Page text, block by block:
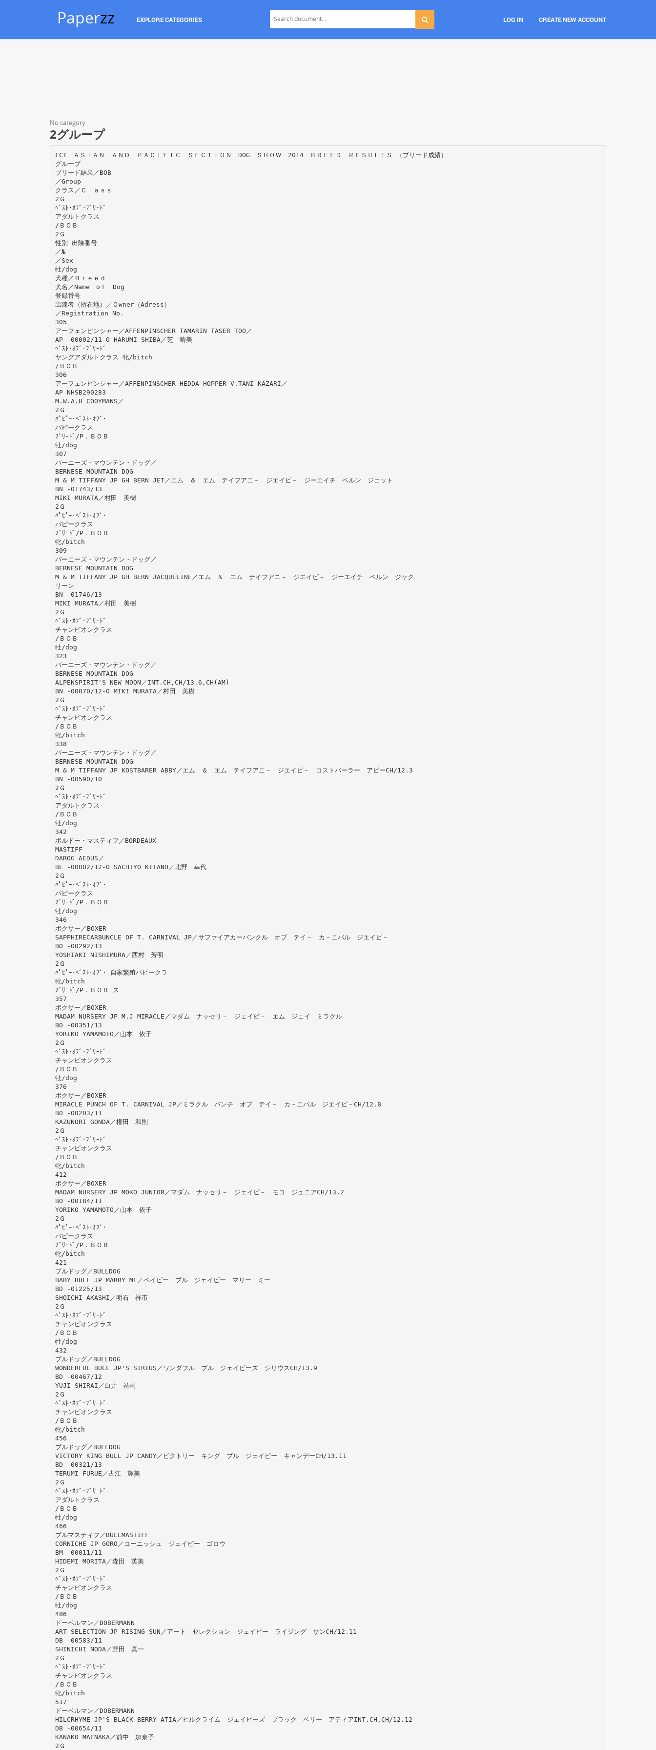
Paperzz EXPLORE CATEGORIES LOG IN CREATE NEW ACCOUNT
No category
2グループ
FCI ＡＳＩＡＮ ＡＮＤ ＰＡＣＩＦＩＣ ＳＥＣＴＩＯＮ DOG ＳＨＯＷ 2014 ＢＲＥＥＤ ＲＥＳＵＬＴＳ （ブリード成績）
グループ
ブリード結果／BOB
／Group
クラス／Ｃｌａｓｓ
2Ｇ
ﾍﾞｽﾄ･ｵﾌﾞ･ﾌﾞﾘｰﾄﾞ
アダルトクラス
/ＢＯＢ
2Ｇ
性別 出陳番号
／№
／Sex
牡/dog
犬種／Ｂｒｅｅｄ
犬名／Name oｆ Dog
登録番号
出陳者（所在地）／Ｏwner（Adress）
／Registration No.
305
アーフェンピンシャー／AFFENPINSCHER TAMARIN TASER TOO／
AP -00002/11-O HARUMI SHIBA／芝 晴美
ﾍﾞｽﾄ･ｵﾌﾞ･ﾌﾞﾘｰﾄﾞ
ヤングアダルトクラス 牝/bitch
/ＢＯＢ
306
アーフェンピンシャー／AFFENPINSCHER HEDDA HOPPER V.TANI KAZARI／
AP NHSB290283
M.W.A.H COOYMANS／
2Ｇ
ﾊﾟﾋﾟｰ･ﾍﾞｽﾄ･ｵﾌﾞ･
パピークラス
ﾌﾞﾘｰﾄﾞ/P．ＢＯＢ
牡/dog
307
バーニーズ・マウンテン・ドッグ／
BERNESE MOUNTAIN DOG
M & M TIFFANY JP GH BERN JET／エム ＆ エム テイフアニ－ ジエイピ－ ジーエイチ ベルン ジェット
BN -01743/13
MIKI MURATA／村田 美樹
2Ｇ
ﾊﾟﾋﾟｰ･ﾍﾞｽﾄ･ｵﾌﾞ･
パピークラス
ﾌﾞﾘｰﾄﾞ/P．ＢＯＢ
牝/bitch
309
バーニーズ・マウンテン・ドッグ／
BERNESE MOUNTAIN DOG
M & M TIFFANY JP GH BERN JACQUELINE／エム ＆ エム テイフアニ－ ジエイピ－ ジーエイチ ベルン ジャク
リーン
BN -01746/13
MIKI MURATA／村田 美樹
2Ｇ
ﾍﾞｽﾄ･ｵﾌﾞ･ﾌﾞﾘｰﾄﾞ
チャンピオンクラス
/ＢＯＢ
牡/dog
323
バーニーズ・マウンテン・ドッグ／
BERNESE MOUNTAIN DOG
ALPENSPIRIT'S NEW MOON／INT.CH,CH/13.6,CH(AM)
BN -00070/12-O MIKI MURATA／村田 美樹
2Ｇ
ﾍﾞｽﾄ･ｵﾌﾞ･ﾌﾞﾘｰﾄﾞ
チャンピオンクラス
/ＢＯＢ
牝/bitch
338
バーニーズ・マウンテン・ドッグ／
BERNESE MOUNTAIN DOG
M & M TIFFANY JP KOSTBARER ABBY／エム ＆ エム テイフアニ－ ジエイピ－ コストバーラー アビーCH/12.3
BN -00590/10
2Ｇ
ﾍﾞｽﾄ･ｵﾌﾞ･ﾌﾞﾘｰﾄﾞ
アダルトクラス
/ＢＯＢ
牡/dog
342
ボルドー・マスティフ／BORDEAUX
MASTIFF
DAROG AEDUS／
BL -00002/12-O SACHIYO KITANO／北野 幸代
2Ｇ
ﾊﾟﾋﾟｰ･ﾍﾞｽﾄ･ｵﾌﾞ･
パピークラス
ﾌﾞﾘｰﾄﾞ/P．ＢＯＢ
牡/dog
346
ボクサー／BOXER
SAPPHIRECARBUNCLE OF T. CARNIVAL JP／サファイアカーバンクル オブ テイ－ カ－ニバル ジエイピ－
BO -00292/13
YOSHIAKI NISHIMURA／西村 芳明
2Ｇ
ﾊﾟﾋﾟｰ･ﾍﾞｽﾄ･ｵﾌﾞ･ 自家繁殖パピークラ
牝/bitch
ﾌﾞﾘｰﾄﾞ/P．ＢＯＢ ス
357
ボクサー／BOXER
MADAM NURSERY JP M.J MIRACLE／マダム ナッセリ－ ジェイピ－ エム ジェイ ミラクル
BO -00351/13
YORIKO YAMAMOTO／山本 依子
2Ｇ
ﾍﾞｽﾄ･ｵﾌﾞ･ﾌﾞﾘｰﾄﾞ
チャンピオンクラス
/ＢＯＢ
牡/dog
376
ボクサー／BOXER
MIRACLE PUNCH OF T. CARNIVAL JP／ミラクル パンチ オブ テイ－ カ－ニバル ジエイピ－CH/12.8
BO -00203/11
KAZUNORI GONDA／権田 和則
2Ｇ
ﾍﾞｽﾄ･ｵﾌﾞ･ﾌﾞﾘｰﾄﾞ
チャンピオンクラス
/ＢＯＢ
牝/bitch
412
ボクサー／BOXER
MADAM NURSERY JP MOKO JUNIOR／マダム ナッセリ－ ジェイピ－ モコ ジュニアCH/13.2
BO -00184/11
YORIKO YAMAMOTO／山本 依子
2Ｇ
ﾊﾟﾋﾟｰ･ﾍﾞｽﾄ･ｵﾌﾞ･
パピークラス
ﾌﾞﾘｰﾄﾞ/P．ＢＯＢ
牝/bitch
421
ブルドッグ／BULLDOG
BABY BULL JP MARRY ME／ベイビー ブル ジェイピー マリー ミー
BD -01225/13
SHOICHI AKASHI／明石 祥市
2Ｇ
ﾍﾞｽﾄ･ｵﾌﾞ･ﾌﾞﾘｰﾄﾞ
チャンピオンクラス
/ＢＯＢ
牡/dog
432
ブルドッグ／BULLDOG
WONDERFUL BULL JP'S SIRIUS／ワンダフル ブル ジェイピーズ シリウスCH/13.9
BD -00467/12
YUJI SHIRAI／白井 祐司
2Ｇ
ﾍﾞｽﾄ･ｵﾌﾞ･ﾌﾞﾘｰﾄﾞ
チャンピオンクラス
/ＢＯＢ
牝/bitch
456
ブルドッグ／BULLDOG
VICTORY KING BULL JP CANDY／ビクトリー キング ブル ジェイピー キャンデーCH/13.11
BD -00321/13
TERUMI FURUE／古江 輝美
2Ｇ
ﾍﾞｽﾄ･ｵﾌﾞ･ﾌﾞﾘｰﾄﾞ
アダルトクラス
/ＢＯＢ
牡/dog
466
ブルマスティフ／BULLMASTIFF
CORNICHE JP GORO／コーニッシュ ジェイピー ゴロウ
BM -00011/11
HIDEMI MORITA／森田 英美
2Ｇ
ﾍﾞｽﾄ･ｵﾌﾞ･ﾌﾞﾘｰﾄﾞ
チャンピオンクラス
/ＢＯＢ
牡/dog
486
ドーベルマン／DOBERMANN
ART SELECTION JP RISING SUN／アート セレクション ジェイピー ライジング サンCH/12.11
DB -00583/11
SHINICHI NODA／野田 真一
2Ｇ
ﾍﾞｽﾄ･ｵﾌﾞ･ﾌﾞﾘｰﾄﾞ
チャンピオンクラス
/ＢＯＢ
牝/bitch
517
ドーベルマン／DOBERMANN
HILCRHYME JP'S BLACK BERRY ATIA／ヒルクライム ジェイピーズ ブラック ベリー アティアINT.CH,CH/12.12
DB -00654/11
KANAKO MAENAKA／前中 加奈子
2Ｇ